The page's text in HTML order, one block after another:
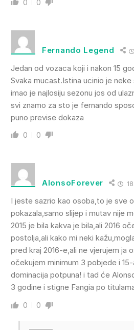
0 0
Fernando Legend
Jedan od vozaca koji i nakon 15
Svaka mucast.Istina ucinio je
imao je najlosiju sezonu jos od
svi znamo za sto je fernando
puno previse dokaza
0 0
AlonsoForever
I jeste sazrio kao osoba,to je sve
pokazala,samo slijep i mutav nije
2015 je bila kakva je bila,ali 2016
postolja,ali kako mi neki
pred kraj 2016-e,ali ne vjerujem ja
očekujem minimum 3 pobjede i
dominacija potpuna! i tad će
3 godine i stigne Fangia po
0 0